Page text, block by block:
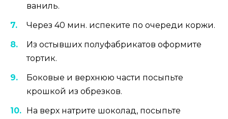
ваниль.
Через 40 мин. испеките по очереди коржи.
Из остывших полуфабрикатов оформите
тортик.
Боковые и верхнюю части посыпьте
крошкой из обрезков.
На верх натрите шоколад, посыпьте